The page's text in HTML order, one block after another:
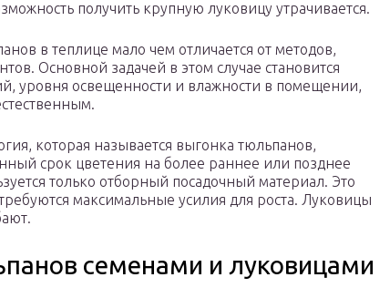
получить крупную луковицу утрачивается.
в теплице мало чем отличается от методов,
Основной задачей в этом случае становится
уровня освещенности и влажности в помещении,
которая называется выгонка тюльпанов,
срок цветения на более раннее или позднее
только отборный посадочный материал. Это
максимальные усилия для роста. Луковицы
семенами и луковицами